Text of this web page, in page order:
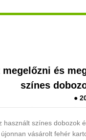
megelőzni és
színes
●
használt színes dobozok
vásárolt fehér